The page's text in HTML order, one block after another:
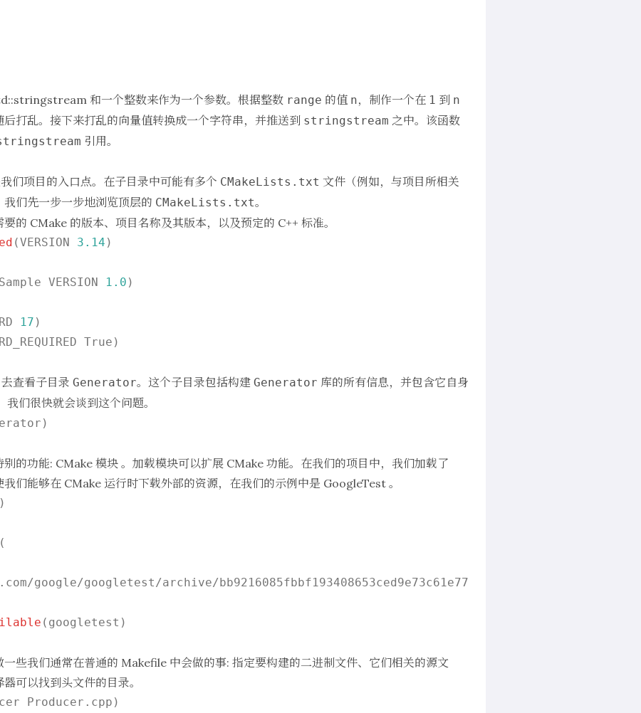
和一个整数来作为一个参数。根据整数 range 的值 n，制作一个在 1 到 n
打乱。接下来打乱的向量值转换成一个字符串，并推送到 stringstream 之中。该函数
引用。
们项目的入口点。在子目录中可能有多个 CMakeLists.txt 文件（例如，与项目所相关
们先一步一步地浏览顶层的 CMakeLists.txt。
的 CMake 的版本、项目名称及其版本，以及预定的 C++ 标准。
(VERSION 3.14 )
VERSION 1.0 )
17
True)
查看子目录 Generator。这个子目录包括构建 Generator 库的所有信息，并包含它自身
我们很快就会谈到这个问题。
别的功能: CMake 模块 。加载模块可以扩展 CMake 功能。在我们的项目中，我们加载了
我们能够在 CMake 运行时下载外部的资源，在我们的示例中是 GoogleTest 。
(
google/googletest/archive/bb9216085fbbf193408653ced9e73c61e7766e80.zip
(googletest)
些我们通常在普通的 Makefile 中会做的事: 指定要构建的二进制文件、它们相关的源文
可以找到头文件的目录。
Producer.cpp)